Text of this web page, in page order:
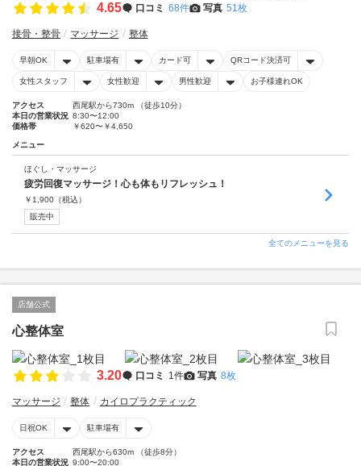
4.65 口コミ 68件 写真 51枚
接骨・整骨 マッサージ 整体
早朝OK 駐車場有 カード可 QRコード決済可
女性スタッフ 女性歓迎 男性歓迎 お子様連れOK
アクセス
西尾駅から730m （徒歩10分）
本日の営業状況 8:30〜12:00
価格帯
￥620〜￥4,650
メニュー
ほぐし・マッサージ
疲労回復マッサージ！心も体もリフレッシュ！
￥ 1,900 （税込）
販売中
全てのメニューを見る
店舗公式
心整体室
3.20 口コミ 1件 写真 8枚
マッサージ 整体 カイロプラクティック
日祝OK 駐車場有
アクセス
西尾駅から630m （徒歩8分）
本日の営業状況 9:00〜20:00